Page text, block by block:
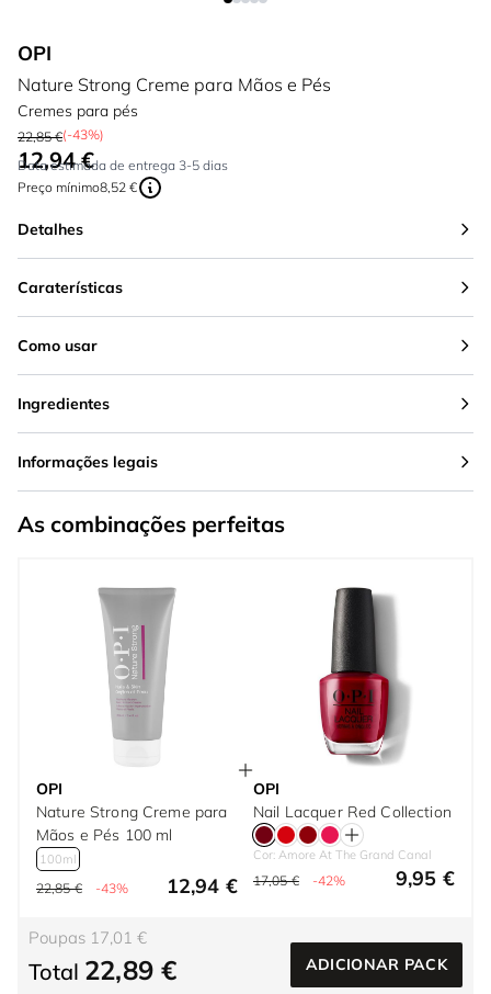
OPI
Nature Strong Creme para Mãos e Pés
Cremes para pés
22,85 €(-43%)
Tão baixo quanto:
12,94 €
Data estimada de entrega 3-5 dias
Preço mínimo8,52 €
Detalhes
Caraterísticas
Como usar
Ingredientes
Informações legais
As combinações perfeitas
OPI
Nature Strong Creme para
Mãos e Pés 100 ml
100ml
22,85 € -43% 12,94 €
OPI
Nail Lacquer Red Collection
Cor: Amore At The Grand Canal
17,05 € -42% 9,95 €
Poupas 17,01 €
Total 22,89 € ADICIONAR PACK